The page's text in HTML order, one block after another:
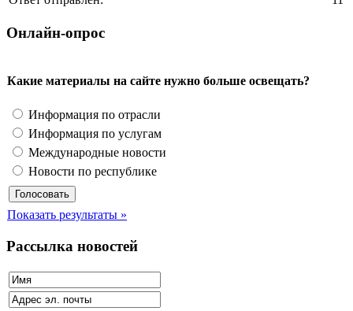
Онлайн-опрос
Какие материалы на сайте нужно больше освещать?
Информация по отрасли
Информация по услугам
Международные новости
Новости по республике
Показать результаты »
Рассылка новостей